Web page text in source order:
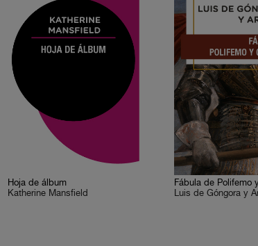
Hoja de álbum
Katherine Mansfield
Fábula de Polifemo
Luis de Góngora y